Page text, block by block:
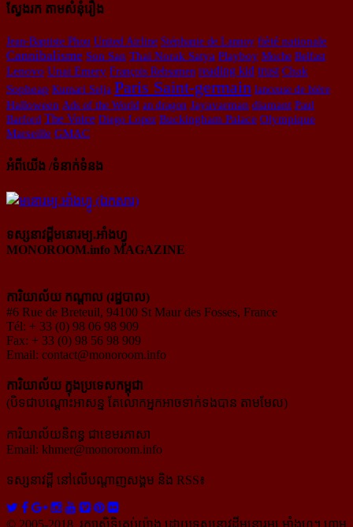
ស្វែងរក តាមសំនុំរឿង
Jean-Baptiste Phou United Airline Stéphanie de Lannoy fièté nationale
Cannibalisme Son San Thai Norak Satya Playboy Moche Belfast
Lenovo Unai Emery François Rebsamen reading kid trust Chak
Sopheap Kumari Selja Paris Saint-germain lanceuse de bière
Halloween Ads of the World an dragon Jayavarman diamant Paul
Barford The Voice Diego Lopez Buckingham Palace Olympique
Marseille GMAC
អំពីយើង /ទំនាក់ទំនង
ទស្សនាវដ្ដីមនោរម្យ.អាំងហ្វូ
MONOROOM.info MAGAZINE
ការិយាល័យ កណ្ដាល (រដ្ឋបាល)
#6 Rue de Breteuil, 94100 St Maur des Fosses, France
Tél: + 33 (0) 98 06 98 909
Fax: + 33 (0) 98 56 98 909
Email: contact@monoroom.info
ការិយាល័យ ក្នុង​ប្រទេស​កម្ពុជា
(បិទជាបណ្ដោះអាសន្ន តែលោកអ្នកអាចទាក់ទងបាន តាមមែល)
ការិយាល័យនិពន្ធ ជាខេមរភាសា
Email: khmer@monoroom.info
ទស្សនាវដ្ដី​ នៅលើបណ្ដាញសង្គម និង RSS៖